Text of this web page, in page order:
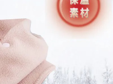
」（以下簡稱本公司）所提供，讓
服務，並由商店將買賣／分期付款
公司帳單繳交帳款。
契約關係目的，商店將以您的個人
灣大哥大進項蒐集、處理及利用，
之確認、核對及更正。
https://oppay.tw/userRule
此簡訊中的連結，可透過四大超商／
方視為交易完成。
費，但若您需要取消訂單，請聯絡
單仍視為有效，需透過AFTEE先享
之結帳頁面顯示為準，若有關於
關疑問，請聯繫「AFTEE先享後付
support/home